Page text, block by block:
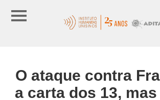
O ataque contra
a carta dos 13,